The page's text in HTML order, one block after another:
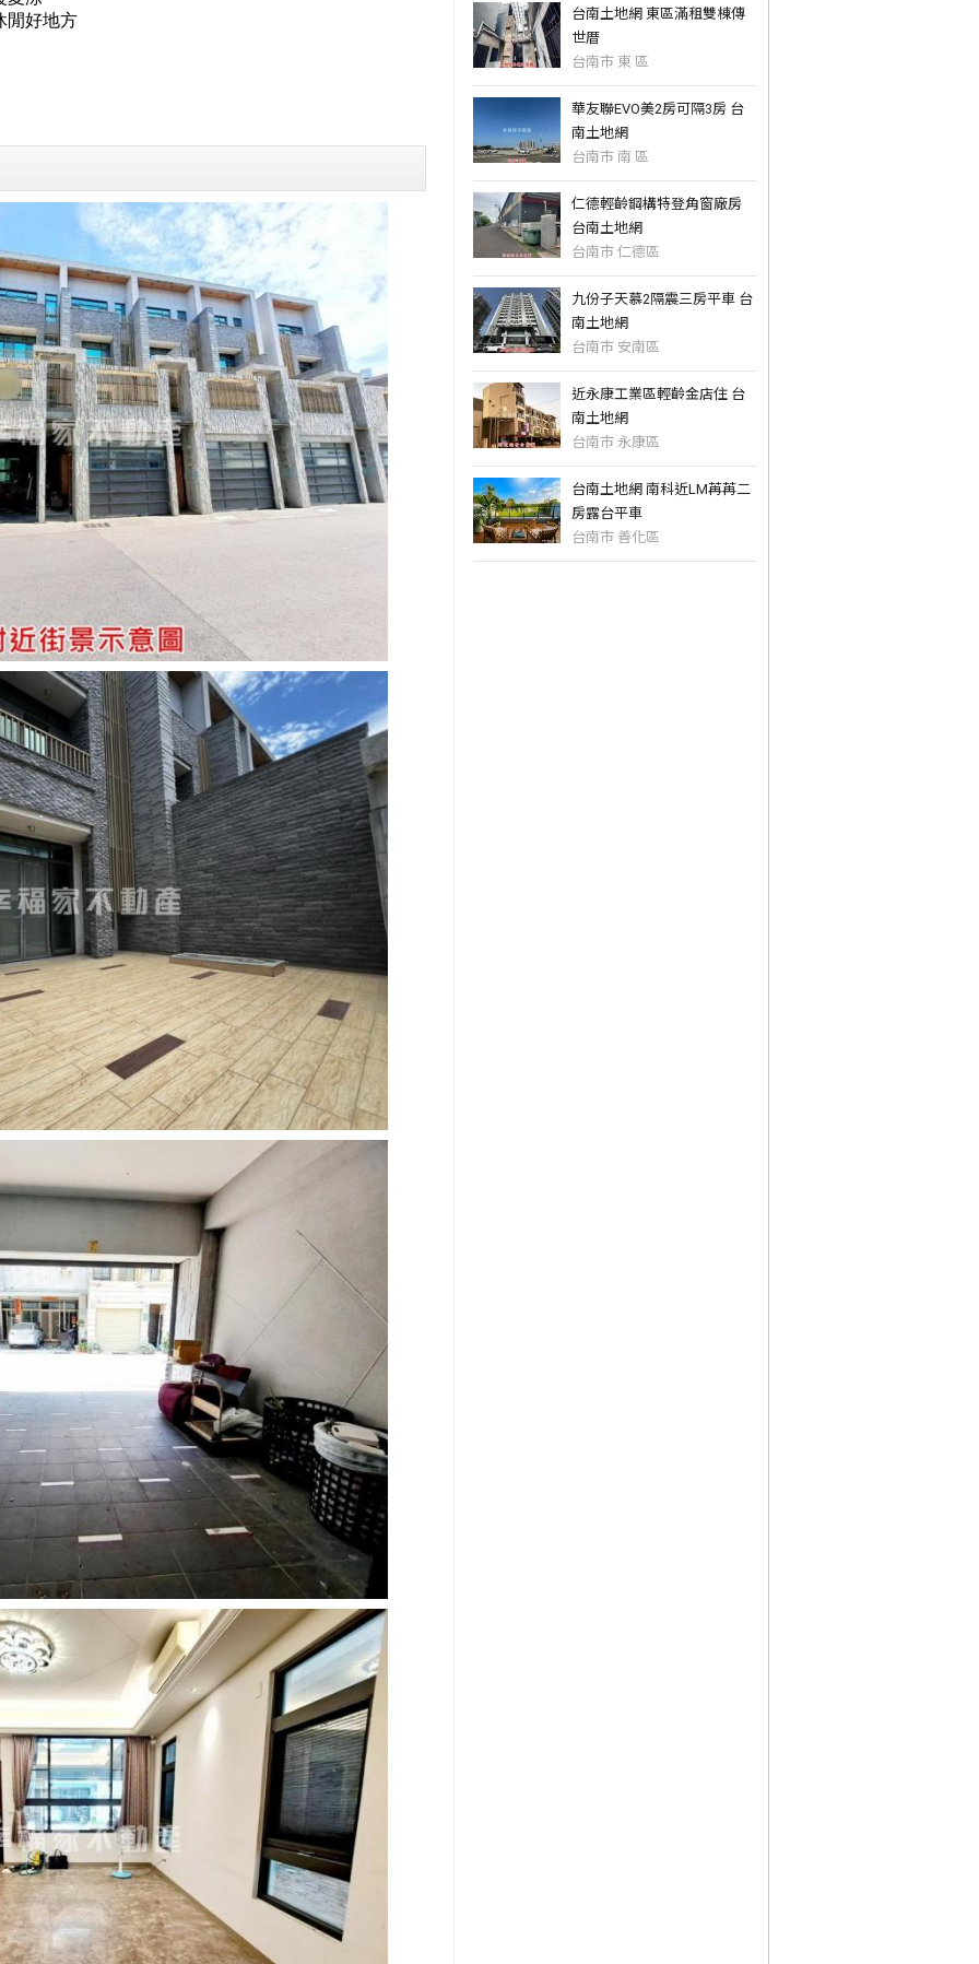
台南土地網 東區滿租雙棟傳
世厝
台南市 東 區
華友聯EVO美2房可隔3房 台
南土地網
台南市 南 區
仁德輕齡鋼構特登角窗廠房
台南土地網
台南市 仁德區
九份子天慕2隔震三房平車 台
南土地網
台南市 安南區
近永康工業區輕齡金店住 台
南土地網
台南市 永康區
台南土地網 南科近LM苒苒二
房露台平車
台南市 善化區